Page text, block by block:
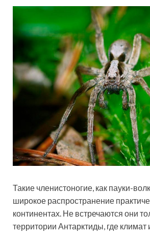
Такие членистоногие, как пауки-
широкое распространение
континентах. Не встречаются они
территории Антарктиды, где климат